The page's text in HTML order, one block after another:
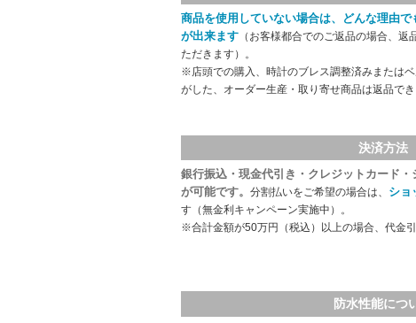
商品を使用していない場合は、どんな理由
が出来ます （お客様都合でのご返品の場合、
ただきます）。
※店頭での購入、時計のブレス調整済みまたは
がした、オーダー生産・取り寄せ商品は返品でき
決済方法
銀行振込・現金代引き・クレジットカード
が可能です。 分割払いをご希望の場合は、 ショ
す（無金利キャンペーン実施中）。
※合計金額が50万円（税込）以上の場合、代金
防水性能につ